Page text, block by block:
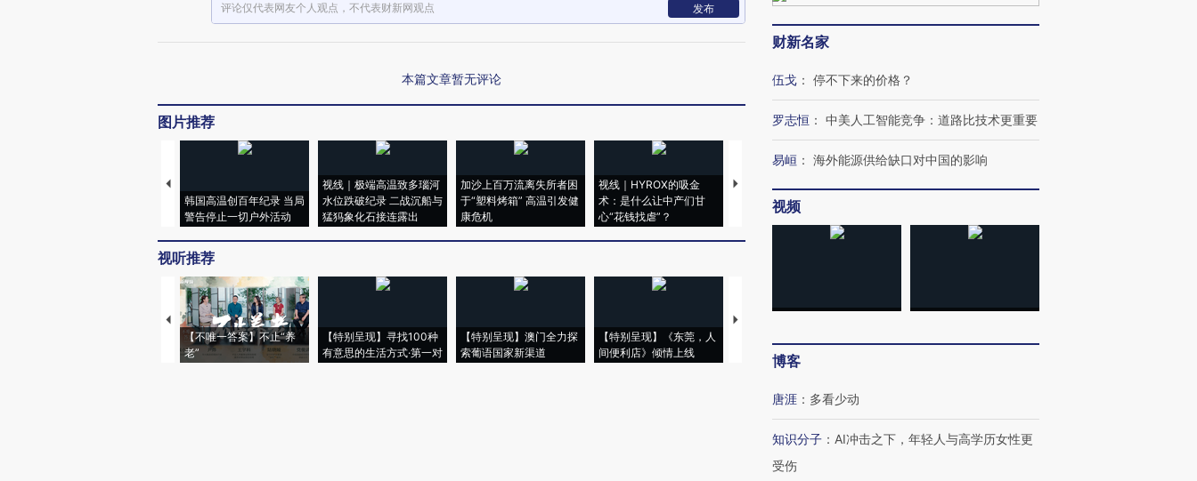
评论仅代表网友个人观点，不代表财新网观点 发布
本篇文章暂无评论
图片推荐
韩国高温创百年纪录 当局
警告停止一切户外活动
视线｜极端高温致多瑙河
水位跌破纪录 二战沉船与
猛犸象化石接连露出
加沙上百万流离失所者困
于“塑料烤箱” 高温引发健
康危机
视线｜HYROX的吸金
术：是什么让中产们甘
心“花钱找虐”？
马航飞行员跨国走私7万
粒摇头丸 尿检体内含3种
视听推荐
【不唯一答案】不止“养
老”
【特别呈现】寻找100种
有意思的生活方式·第一对
【特别呈现】澳门全力探
索葡语国家新渠道
【特别呈现】《东莞，人
间便利店》倾情上线
【推广】走进第四届链博
财新名家
伍戈 ： 停不下来的价格？
罗志恒 ： 中美人工智能竞争：道路比技术更重要
易峘 ： 海外能源供给缺口对中国的影响
视频
博客
唐涯 ： 多看少动
知识分子 ： AI冲击之下，年轻人与高学历女性更
受伤